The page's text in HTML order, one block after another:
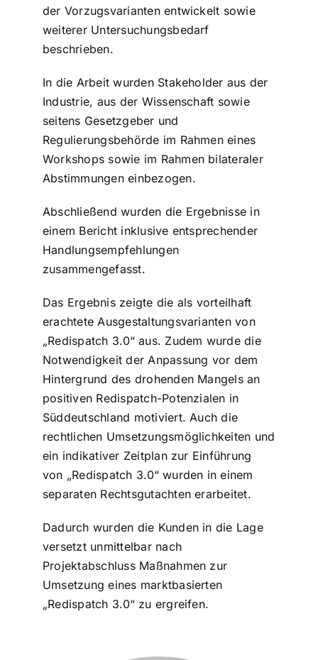
der Vorzugsvarianten entwickelt sowie
weiterer Untersuchungsbedarf
beschrieben.
In die Arbeit wurden Stakeholder aus der
Industrie, aus der Wissenschaft sowie
seitens Gesetzgeber und
Regulierungsbehörde im Rahmen eines
Workshops sowie im Rahmen bilateraler
Abstimmungen einbezogen.
Abschließend wurden die Ergebnisse in
einem Bericht inklusive entsprechender
Handlungsempfehlungen
zusammengefasst.
Das Ergebnis zeigte die als vorteilhaft
erachtete Ausgestaltungsvarianten von
„Redispatch 3.0“ aus. Zudem wurde die
Notwendigkeit der Anpassung vor dem
Hintergrund des drohenden Mangels an
positiven Redispatch-Potenzialen in
Süddeutschland motiviert. Auch die
rechtlichen Umsetzungsmöglichkeiten und
ein indikativer Zeitplan zur Einführung
von „Redispatch 3.0“ wurden in einem
separaten Rechtsgutachten erarbeitet.
Dadurch wurden die Kunden in die Lage
versetzt unmittelbar nach
Projektabschluss Maßnahmen zur
Umsetzung eines marktbasierten
„Redispatch 3.0“ zu ergreifen.